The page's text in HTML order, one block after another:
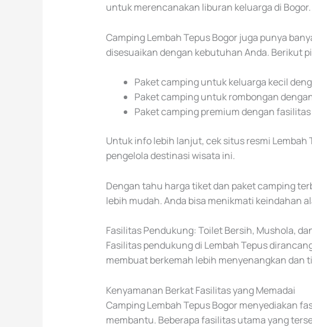
untuk merencanakan liburan keluarga di Bogor.
Camping Lembah Tepus Bogor juga punya
disesuaikan dengan kebutuhan Anda. Berikut
Paket camping untuk keluarga kecil
Paket camping untuk rombongan
Paket camping premium dengan
Untuk info lebih lanjut, cek situs resmi
pengelola destinasi wisata ini.
Dengan tahu harga tiket dan paket camping
lebih mudah. Anda bisa menikmati keindahan
Fasilitas Pendukung: Toilet Bersih, Mushola,
Fasilitas pendukung di Lembah Tepus
membuat berkemah lebih menyenangkan dan
Kenyamanan Berkat Fasilitas yang Memadai
Camping Lembah Tepus Bogor menyediakan
membantu. Beberapa fasilitas utama yang